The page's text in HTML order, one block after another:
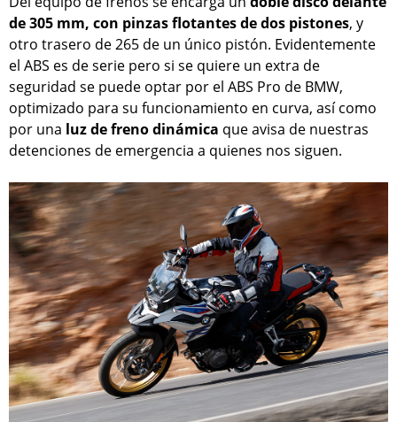
de 305 mm, con pinzas flotantes de dos pistones, y
otro trasero de 265 de un único pistón. Evidentemente
el ABS es de serie pero si se quiere un extra de
seguridad se puede optar por el ABS Pro de BMW,
optimizado para su funcionamiento en curva, así como
por una luz de freno dinámica que avisa de nuestras
detenciones de emergencia a quienes nos siguen.